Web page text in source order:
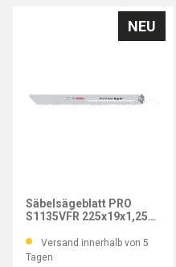
NEU
Säbelsägeblatt PRO
S1135VFR 225x19x1,25
Versand innerhalb von 5
Tagen